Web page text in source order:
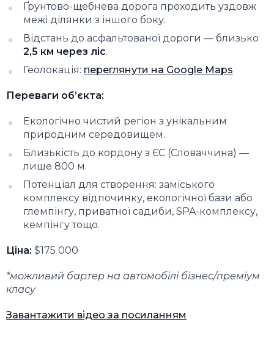
Ґрунтово-щебнева дорога проходить уздовж
межі ділянки з іншого боку.
Відстань до асфальтованої дороги — близько
2,5 км через ліс.
Геолокація: переглянути на Google Maps
Переваги об’єкта:
Екологічно чистий регіон з унікальним
природним середовищем.
Близькість до кордону з ЄС (Словаччина) —
лише 800 м.
Потенціал для створення: заміського
комплексу відпочинку, екологічної бази або
глемпінгу, приватної садиби, SPA-комплексу,
кемпінгу тощо.
Ціна: $175 000
*можливий бартер на автомобілі бізнес/преміум
класу
Завантажити відео за посиланням